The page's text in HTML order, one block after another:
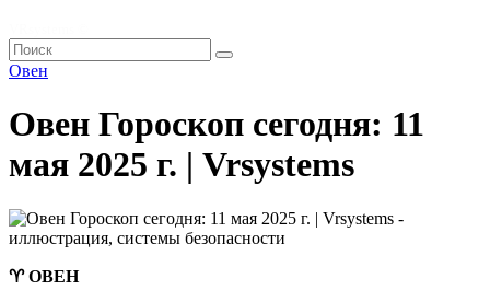
Овен
Овен Гороскоп сегодня: 11
мая 2025 г. | Vrsystems
♈ ОВЕН